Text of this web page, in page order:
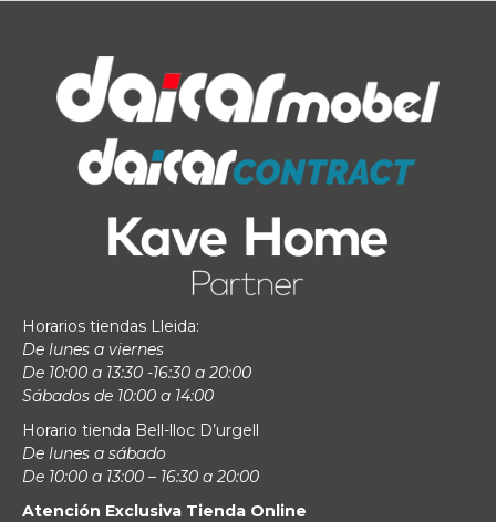
Horarios tiendas Lleida:
De lunes a viernes
De 10:00 a 13:30 -16:30 a 20:00
Sábados de 10:00 a 14:00
Horario tienda Bell-lloc D’urgell
De lunes a sábado
De 10:00 a 13:00 – 16:30 a 20:00
Atención Exclusiva Tienda Online